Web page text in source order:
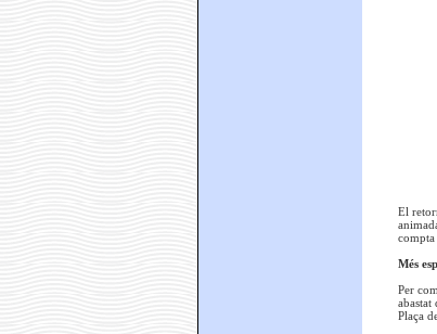
El
compta
Més
Per
abastat
Plaça